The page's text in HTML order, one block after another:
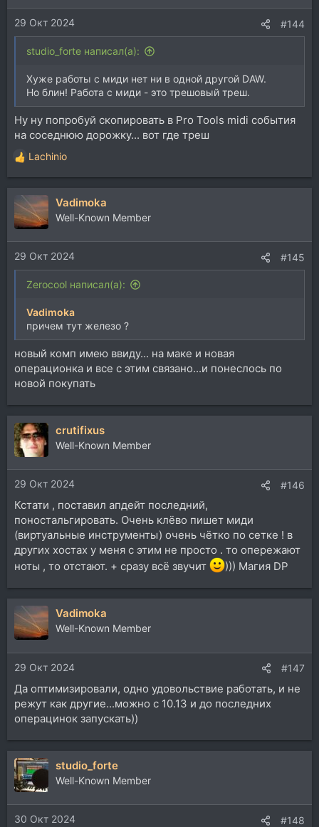
29 Окт 2024 #144
studio_forte написал(а):
Хуже работы с миди нет ни в одной другой DAW.
Но блин! Работа с миди - это трешовый треш.
Ну ну попробуй скопировать в Pro Tools midi события
на соседнюю дорожку... вот где треш
Р
е
а
к
ц
и
и
:
Lachinio
Vadimoka
Well-Known Member
29 Окт 2024 #145
Zerocool написал(а):
Vadimoka
причем тут железо ?
новый комп имею ввиду... на маке и новая
операционка и все с этим связано...и понеслось по
новой покупать
crutifixus
Well-Known Member
29 Окт 2024 #146
Кстати , поставил апдейт последний,
поностальгировать. Очень клёво пишет миди
(виртуальные инструменты) очень чётко по сетке ! в
других хостах у меня с этим не просто . то опережают
ноты , то отстают. + сразу всё звучит
))) Магия DP
Vadimoka
Well-Known Member
29 Окт 2024 #147
Да оптимизировали, одно удовольствие работать, и не
режут как другие...можно с 10.13 и до последних
операцинок запускать))
studio_forte
Well-Known Member
30 Окт 2024 #148